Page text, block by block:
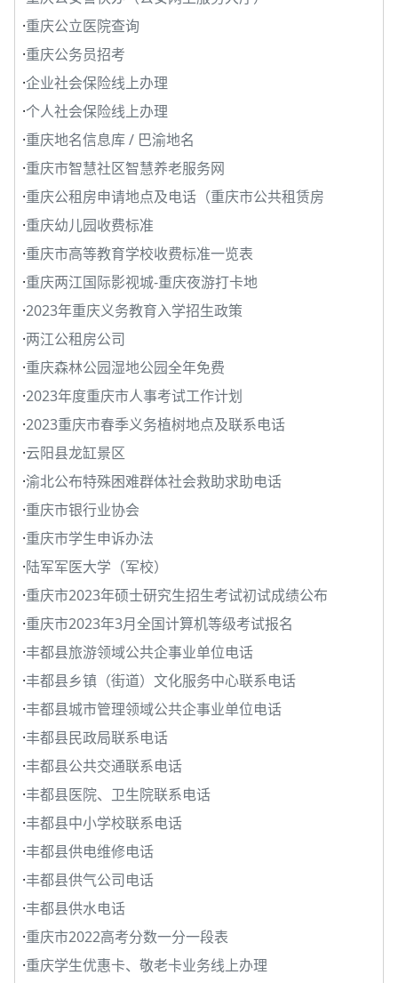
·重庆公立医院查询
·重庆公务员招考
·企业社会保险线上办理
·个人社会保险线上办理
·重庆地名信息库 / 巴渝地名
·重庆市智慧社区智慧养老服务网
·重庆公租房申请地点及电话（重庆市公共租赁房
·重庆幼儿园收费标准
·重庆市高等教育学校收费标准一览表
·重庆两江国际影视城-重庆夜游打卡地
·2023年重庆义务教育入学招生政策
·两江公租房公司
·重庆森林公园湿地公园全年免费
·2023年度重庆市人事考试工作计划
·2023重庆市春季义务植树地点及联系电话
·云阳县龙缸景区
·渝北公布特殊困难群体社会救助求助电话
·重庆市银行业协会
·重庆市学生申诉办法
·陆军军医大学（军校）
·重庆市2023年硕士研究生招生考试初试成绩公布
·重庆市2023年3月全国计算机等级考试报名
·丰都县旅游领域公共企事业单位电话
·丰都县乡镇（街道）文化服务中心联系电话
·丰都县城市管理领域公共企事业单位电话
·丰都县民政局联系电话
·丰都县公共交通联系电话
·丰都县医院、卫生院联系电话
·丰都县中小学校联系电话
·丰都县供电维修电话
·丰都县供气公司电话
·丰都县供水电话
·重庆市2022高考分数一分一段表
·重庆学生优惠卡、敬老卡业务线上办理